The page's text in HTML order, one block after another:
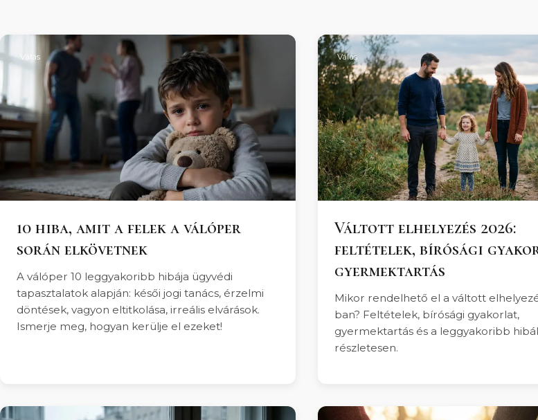
Válás
10 hiba, amit a felek a válóper
során elkövetnek
A válóper 10 leggyakoribb hibája ügyvédi
tapasztalatok alapján: késői jogi tanács, érzelmi
döntések, vagyon eltitkolása, irreális elvárások.
Ismerje meg, hogyan kerülje el ezeket!
Válás
Váltott elhelyezés 2026:
feltételek, bírósági
gyermektartás
Mikor rendelhető el a váltott
ban? Feltételek, bírósági gyakorlat,
gyermektartás és a leggyakoribb
részletesen.